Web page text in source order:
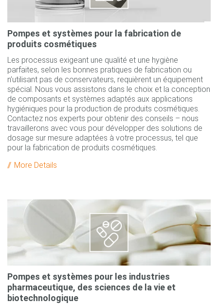
Pompes et systèmes pour la fabrication de
produits cosmétiques
Les processus exigeant une qualité et une hygiène
parfaites, selon les bonnes pratiques de fabrication ou
n’utilisant pas de conservateurs, requièrent un équipement
spécial. Nous vous assistons dans le choix et la conception
de composants et systèmes adaptés aux applications
hygiéniques pour la production de produits cosmétiques.
Contactez nos experts pour obtenir des conseils – nous
travaillerons avec vous pour développer des solutions de
dosage sur mesure adaptées à votre processus, tel que
pour la fabrication de produits cosmétiques.
More Details
Pompes et systèmes pour les industries
pharmaceutique, des sciences de la vie et
biotechnologique